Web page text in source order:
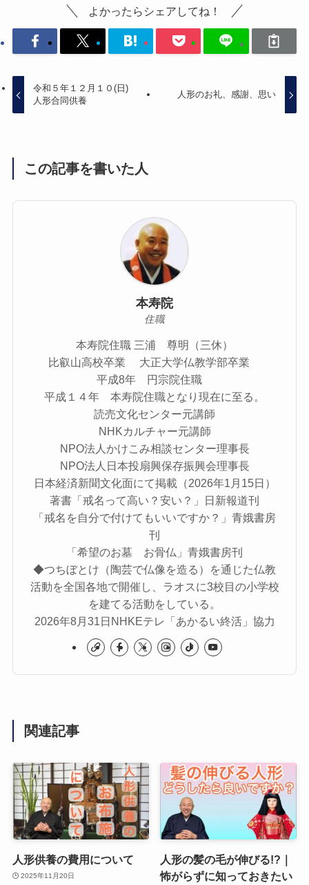
よかったらシェアしてね！
令和５年１２月１０(日)
人形合同供養
人形のお礼、感謝、思い
この記事を書いた人
本寿院
住職
本寿院住職 三浦 尊明（三休）
比叡山高校卒業 大正大学仏教学部卒業
平成8年 円宗院住職
平成１４年 本寿院住職となり現在に至る。
読売文化センター元講師
NHKカルチャー元講師
NPO法人かけこみ相談センター理事長
NPO法人日本投扇興保存振興会理事長
日本経済新聞文化面にて掲載（2026年1月15日）
著書「戒名って高い？安い？」日新報道刊
「戒名を自分で付けてもいいですか？」青娥書房
刊
「希望のお墓 お骨仏」青娥書房刊
◆つちぼとけ（陶芸で仏像を造る）を通じた仏教
活動を全国各地で開催し、ラオスに3校目の小学校
を建てる活動をしている。
2026年8月31日NHKEテレ「あかるい終活」協力
関連記事
人形供養の費用について
2025年11月20日
人形の髪の毛が伸びる!?｜
怖がらずに知っておきたい